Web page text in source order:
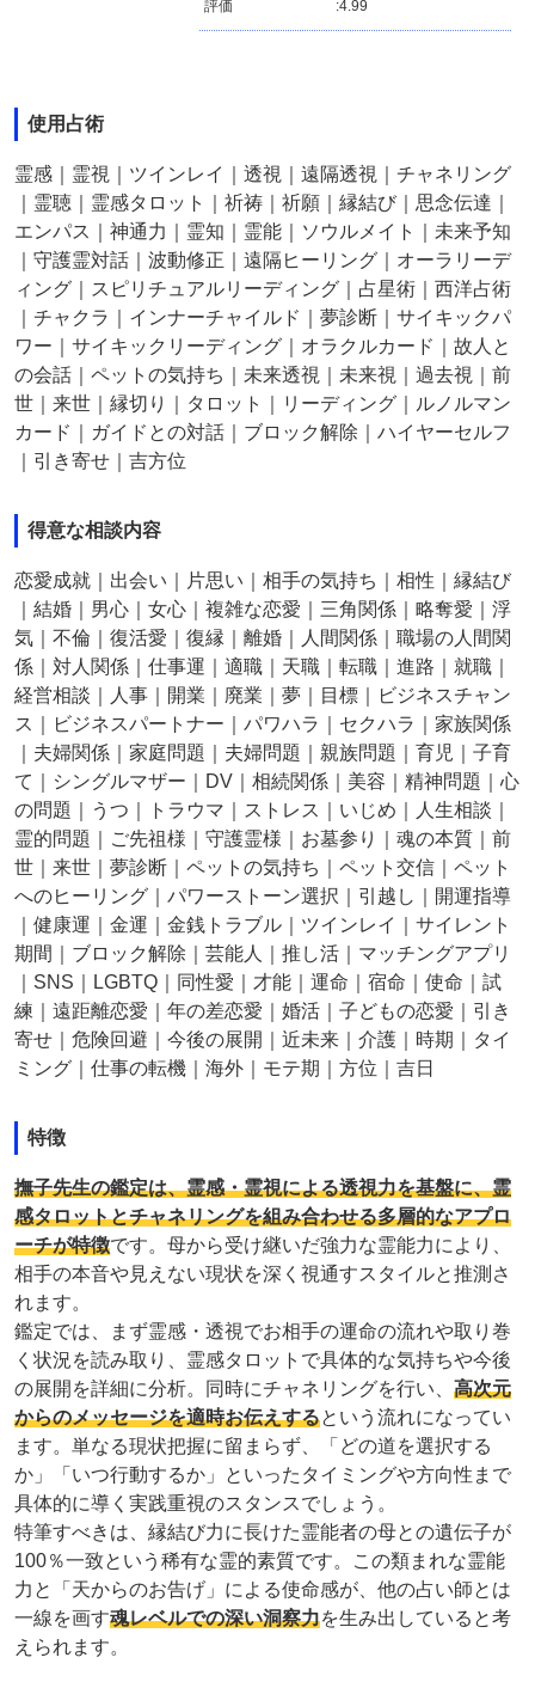
評価 :4.99
使用占術
霊感｜霊視｜ツインレイ｜透視｜遠隔透視｜チャネリング
｜霊聴｜霊感タロット｜祈祷｜祈願｜縁結び｜思念伝達｜
エンパス｜神通力｜霊知｜霊能｜ソウルメイト｜未来予知
｜守護霊対話｜波動修正｜遠隔ヒーリング｜オーラリーデ
ィング｜スピリチュアルリーディング｜占星術｜西洋占術
｜チャクラ｜インナーチャイルド｜夢診断｜サイキックパ
ワー｜サイキックリーディング｜オラクルカード｜故人と
の会話｜ペットの気持ち｜未来透視｜未来視｜過去視｜前
世｜来世｜縁切り｜タロット｜リーディング｜ルノルマン
カード｜ガイドとの対話｜ブロック解除｜ハイヤーセルフ
｜引き寄せ｜吉方位
得意な相談内容
恋愛成就｜出会い｜片思い｜相手の気持ち｜相性｜縁結び
｜結婚｜男心｜女心｜複雑な恋愛｜三角関係｜略奪愛｜浮
気｜不倫｜復活愛｜復縁｜離婚｜人間関係｜職場の人間関
係｜対人関係｜仕事運｜適職｜天職｜転職｜進路｜就職｜
経営相談｜人事｜開業｜廃業｜夢｜目標｜ビジネスチャン
ス｜ビジネスパートナー｜パワハラ｜セクハラ｜家族関係
｜夫婦関係｜家庭問題｜夫婦問題｜親族問題｜育児｜子育
て｜シングルマザー｜DV｜相続関係｜美容｜精神問題｜心
の問題｜うつ｜トラウマ｜ストレス｜いじめ｜人生相談｜
霊的問題｜ご先祖様｜守護霊様｜お墓参り｜魂の本質｜前
世｜来世｜夢診断｜ペットの気持ち｜ペット交信｜ペット
へのヒーリング｜パワーストーン選択｜引越し｜開運指導
｜健康運｜金運｜金銭トラブル｜ツインレイ｜サイレント
期間｜ブロック解除｜芸能人｜推し活｜マッチングアプリ
｜SNS｜LGBTQ｜同性愛｜才能｜運命｜宿命｜使命｜試
練｜遠距離恋愛｜年の差恋愛｜婚活｜子どもの恋愛｜引き
寄せ｜危険回避｜今後の展開｜近未来｜介護｜時期｜タイ
ミング｜仕事の転機｜海外｜モテ期｜方位｜吉日
特徴
撫子先生の鑑定は、霊感・霊視による透視力を基盤に、霊
感タロットとチャネリングを組み合わせる多層的なアプロ
ーチが特徴です。母から受け継いだ強力な霊能力により、
相手の本音や見えない現状を深く視通すスタイルと推測さ
れます。
鑑定では、まず霊感・透視でお相手の運命の流れや取り巻
く状況を読み取り、霊感タロットで具体的な気持ちや今後
の展開を詳細に分析。同時にチャネリングを行い、 高次元
からのメッセージを適時お伝えするという流れになってい
ます。単なる現状把握に留まらず、「どの道を選択する
か」「いつ行動するか」といったタイミングや方向性まで
具体的に導く実践重視のスタンスでしょう。
特筆すべきは、縁結び力に長けた霊能者の母との遺伝子が
100％一致という稀有な霊的素質です。この類まれな霊能
力と「天からのお告げ」による使命感が、他の占い師とは
一線を画す魂レベルでの深い洞察力を生み出していると考
えられます。